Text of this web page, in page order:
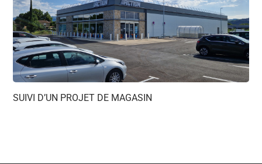
SUIVI D’UN PROJET DE MAGASIN